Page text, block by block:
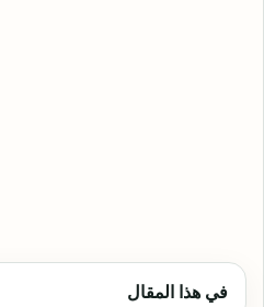
في هذا المقال